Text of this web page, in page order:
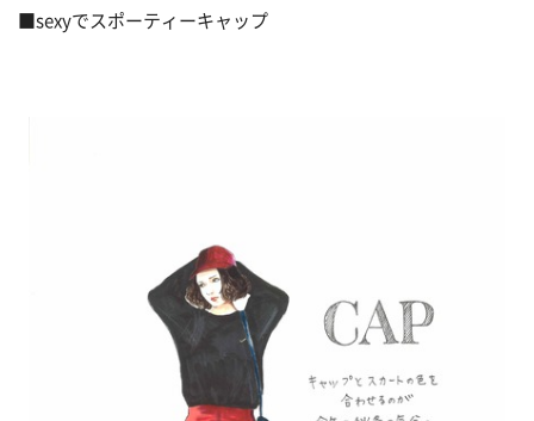
■sexyでスポーティーキャップ